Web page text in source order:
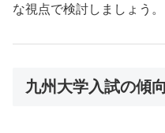
な視点で検討しましょう。
九州大学入試の傾